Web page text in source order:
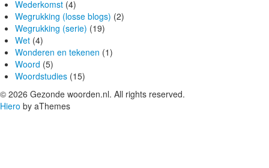
Wederkomst (4)
Wegrukking (losse blogs) (2)
Wegrukking (serie) (19)
Wet (4)
Wonderen en tekenen (1)
Woord (5)
Woordstudies (15)
© 2026 Gezonde woorden.nl. All rights reserved.
Hiero by aThemes